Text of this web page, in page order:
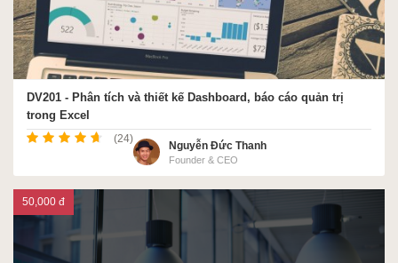
DV201 - Phân tích và thiết kế Dashboard, báo cáo quản trị
trong Excel
(24)
Nguyễn Đức Thanh
Founder & CEO
50,000 đ